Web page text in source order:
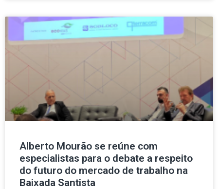
Alberto Mourão se reúne com
especialistas para o debate a respeito
do futuro do mercado de trabalho na
Baixada Santista